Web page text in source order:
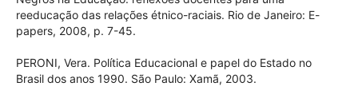
reeducação das relações étnico-raciais. Rio de Janeiro: E-
papers, 2008, p. 7-45.
PERONI, Vera. Política Educacional e papel do Estado no
Brasil dos anos 1990. São Paulo: Xamã, 2003.